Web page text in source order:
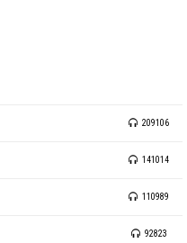
209106
141014
110989
92823